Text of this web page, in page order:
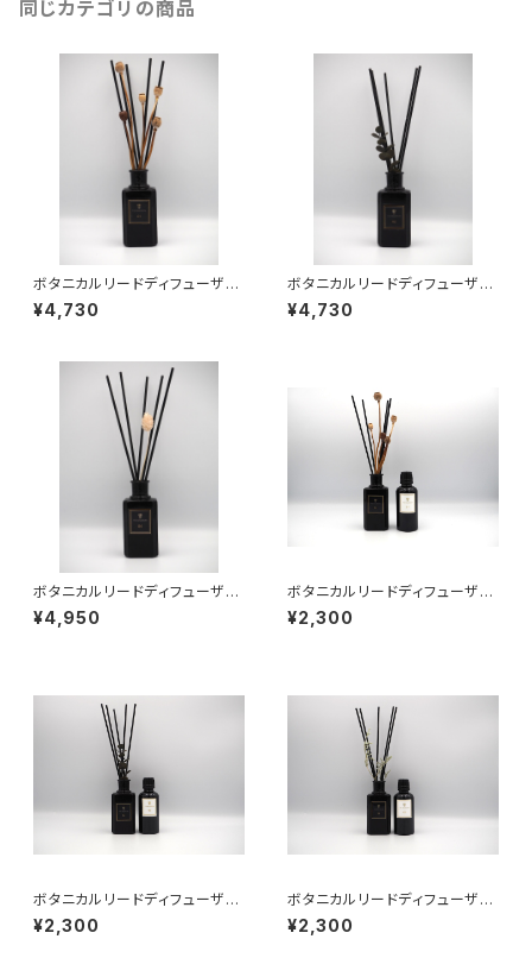
同じカテゴリの商品
ボタニカルリードディフューザー
01
¥4,730
ボタニカルリードディフューザー
02
¥4,730
ボタニカルリードディフューザー
04
¥4,950
ボタニカルリードディフューザー
01（リフィル）
¥2,300
ボタニカルリードディフューザー
02（リフィル）
¥2,300
ボタニカルリードディフューザー
03（リフィル）
¥2,300